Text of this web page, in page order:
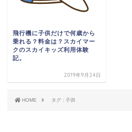
飛行機に子供だけで何歳から
乗れる？料金は？スカイマー
クのスカイキッズ利用体験
記。
2019年9月24日
HOME タグ : 子供